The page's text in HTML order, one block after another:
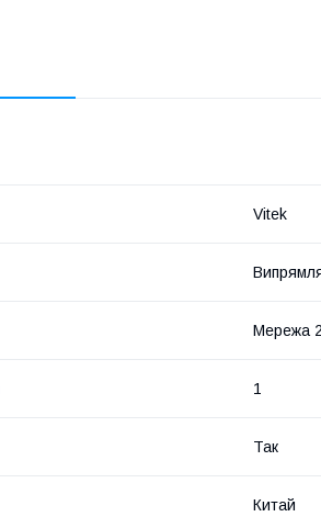
Vitek
Мережа
1
Так
Китай